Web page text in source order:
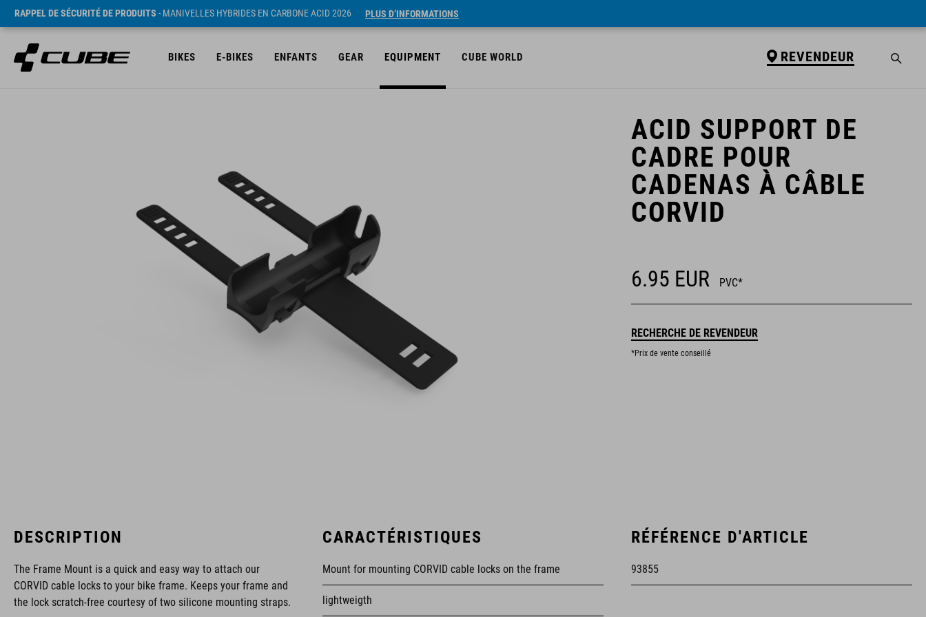
RAPPEL DE SÉCURITÉ DE PRODUITS - MANIVELLES HYBRIDES EN CARBONE ACID 2026 PLUS D’INFORMATIONS
BIKES E-BIKES ENFANTS GEAR EQUIPMENT CUBE WORLD REVENDEUR
ACID SUPPORT DE
CADRE POUR
CADENAS À CÂBLE
CORVID
6.95 EUR PVC*
RECHERCHE DE REVENDEUR
*Prix de vente conseillé
DESCRIPTION
The Frame Mount is a quick and easy way to attach our
CORVID cable locks to your bike frame. Keeps your frame and
the lock scratch-free courtesy of two silicone mounting straps.
CARACTÉRISTIQUES
Mount for mounting CORVID cable locks on the frame
lightweigth
RÉFÉRENCE D'ARTICLE
93855